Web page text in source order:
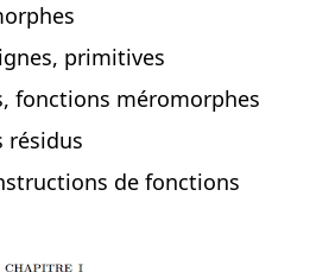
primitives
fonctions méromorphes
résidus
de fonctions